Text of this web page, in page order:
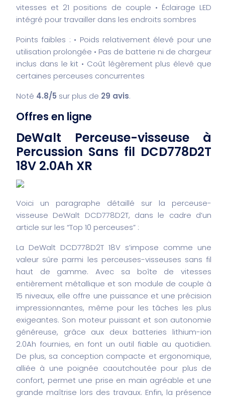
vitesses et 21 positions de couple • Éclairage LED
intégré pour travailler dans les endroits sombres
Points faibles : • Poids relativement élevé pour une
utilisation prolongée • Pas de batterie ni de chargeur
inclus dans le kit • Coût légèrement plus élevé que
certaines perceuses concurrentes
Noté 4.8/5 sur plus de 29 avis.
Offres en ligne
DeWalt Perceuse-visseuse à
Percussion Sans fil DCD778D2T
18V 2.0Ah XR
Voici un paragraphe détaillé sur la perceuse-
visseuse DeWalt DCD778D2T, dans le cadre d’un
article sur les “Top 10 perceuses” :
La DeWalt DCD778D2T 18V s’impose comme une
valeur sûre parmi les perceuses-visseuses sans fil
haut de gamme. Avec sa boîte de vitesses
entièrement métallique et son module de couple à
15 niveaux, elle offre une puissance et une précision
impressionnantes, même pour les tâches les plus
exigeantes. Son moteur puissant et son autonomie
généreuse, grâce aux deux batteries lithium-ion
2.0Ah fournies, en font un outil fiable au quotidien.
De plus, sa conception compacte et ergonomique,
alliée à une poignée caoutchoutée pour plus de
confort, permet une prise en main agréable et une
grande maîtrise lors des travaux. Enfin, la présence